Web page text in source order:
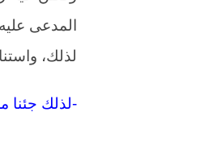
المدعى
لذلك، واستناداً إلى المواد 64
-لذلك جئنا